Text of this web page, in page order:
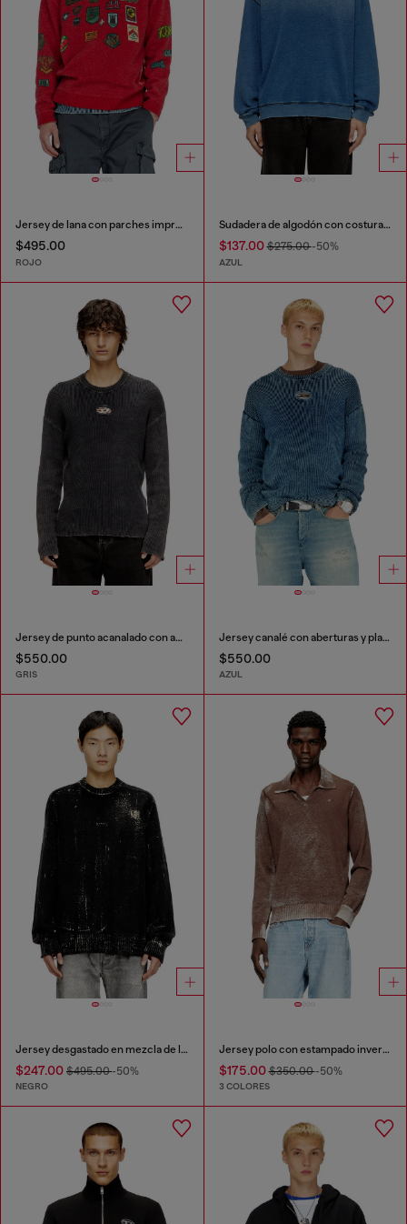
Jersey de lana con parches impresos
$495.00
ROJO
Sudadera de algodón con costuras en contraste
$137.00$275.00-50%
AZUL
Jersey de punto acanalado con aberturas y placa Oval D
$550.00
GRIS
Jersey canalé con aberturas y placa Oval D
$550.00
AZUL
Jersey desgastado en mezcla de lana
$247.00 $495.00-50%
NEGRO
Jersey polo con estampado inverso desteñido
$175.00$350.00-50%
3 COLORES